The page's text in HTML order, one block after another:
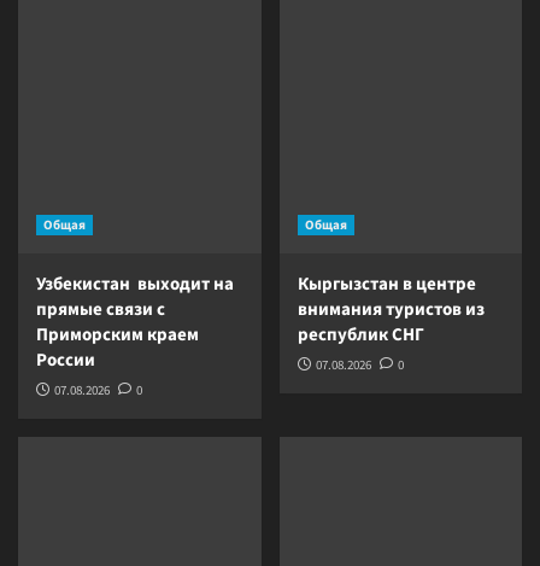
Общая
Узбекистан выходит на
прямые связи с
Приморским краем
России
07.08.2026 0
Общая
Кыргызстан в центре
внимания туристов из
республик СНГ
07.08.2026 0